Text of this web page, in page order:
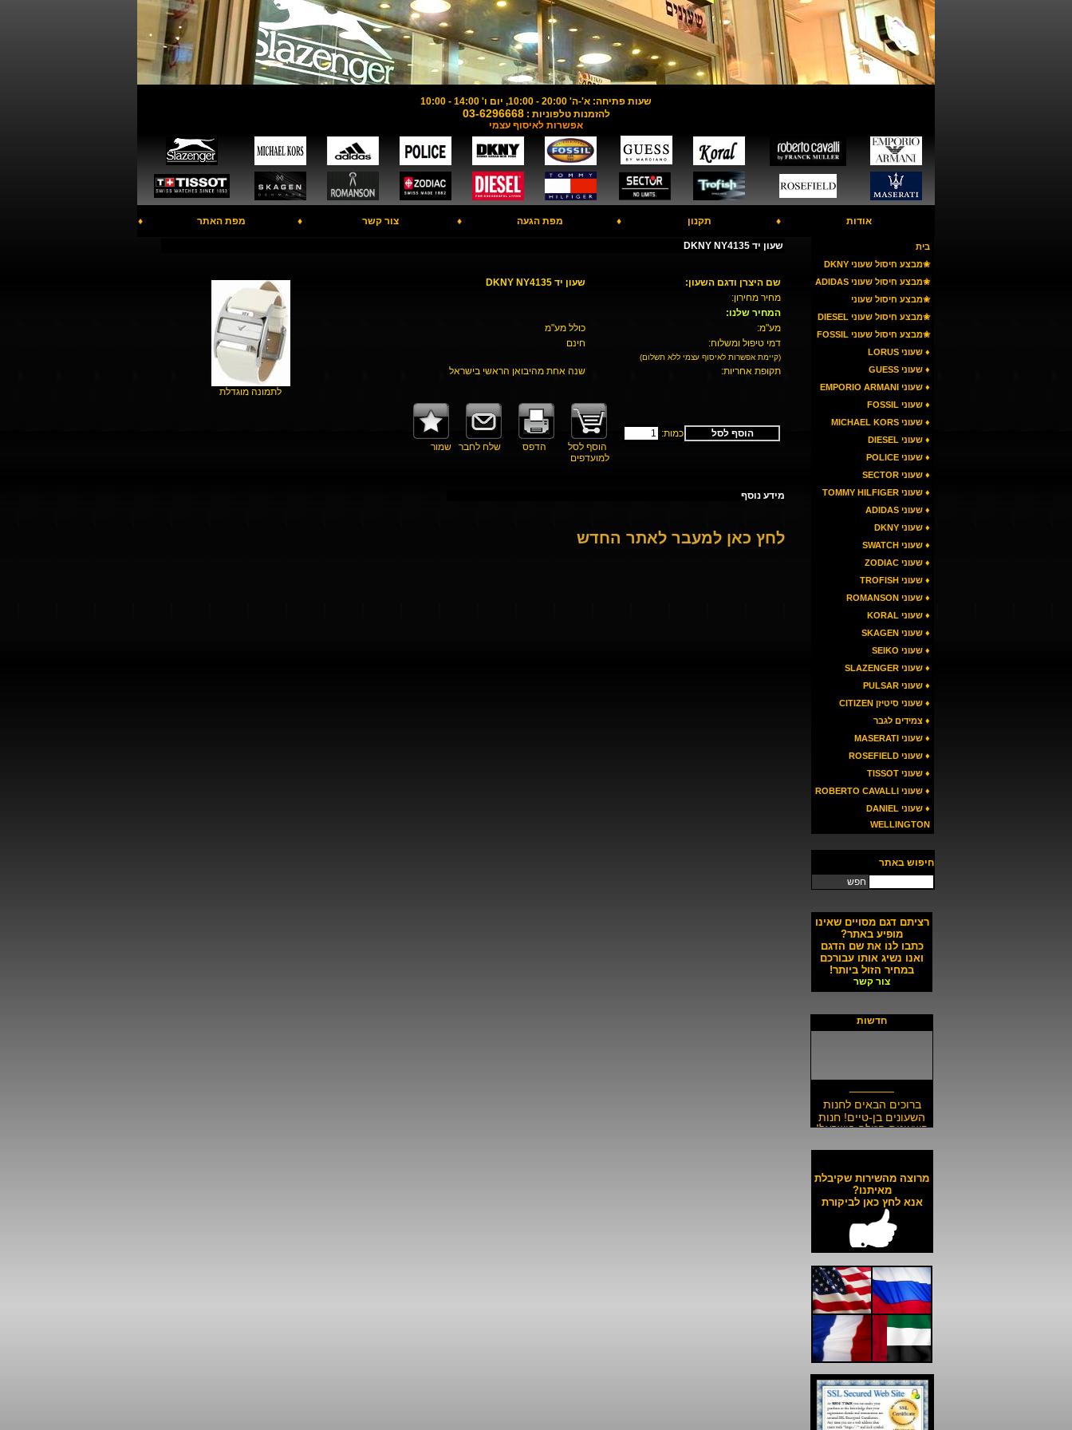
שעות פתיחה: א'-ה' 20:00 - 10:00, יום ו' 14:00 - 10:00
להזמנות טלפוניות :03-6296668
אפשרות לאיסוף עצמי
אודות ♦ תקנון ♦ מפת הגעה ♦ צור קשר ♦ מפת האתר ♦
בית
✬מבצע חיסול שעוני DKNY
✬מבצע חיסול שעוני ADIDAS
✬מבצע חיסול שעוני
ARMANI
✬מבצע חיסול שעוני DIESEL
✬מבצע חיסול שעוני FOSSIL
♦ שעוני LORUS
♦ שעוני GUESS
♦ שעוני EMPORIO ARMANI
♦ שעוני FOSSIL
♦ שעוני MICHAEL KORS
♦ שעוני DIESEL
♦ שעוני POLICE
♦ שעוני SECTOR
♦ שעוני TOMMY HILFIGER
♦ שעוני ADIDAS
♦ שעוני DKNY
♦ שעוני SWATCH
♦ שעוני ZODIAC
♦ שעוני TROFISH
♦ שעוני ROMANSON
♦ שעוני KORAL
♦ שעוני SKAGEN
♦ שעוני SEIKO
♦ שעוני SLAZENGER
♦ שעוני PULSAR
♦ שעוני סיטיזן CITIZEN
♦ צמידים לגבר
♦ שעוני MASERATI
♦ שעוני ROSEFIELD
♦ שעוני TISSOT
♦ שעוני ROBERTO CAVALLI
♦ שעוני DANIEL
WELLINGTON
חיפוש באתר
חפש
רציתם דגם מסויים שאינו
מופיע באתר?
כתבו לנו את שם הדגם
ואנו נשיג אותו עבורכם
במחיר הזול ביותר!
צור קשר
חדשות
_______
ברוכים הבאים לחנות
השעונים בן-טיים! חנות
השעונים הזולה בישראל!
__________________
כל השעונים באתר עד 6
תשלומים ללא ריבית!
__________________
האתר מאובטח בהצפנת
SSL מתקדמת
מרוצה מהשירות שקיבלת
מאיתנו?
אנא לחץ כאן לביקורת
שעון יד DKNY NY4135
שם היצרן ודגם השעון:
שעון יד DKNY NY4135
מחיר מחירון:
המחיר שלנו:
מע"מ:
כולל מע"מ
דמי טיפול ומשלוח:
חינם
(קיימת אפשרות לאיסוף עצמי ללא תשלום)
תקופת אחריות: שנה אחת מהיבואן הראשי בישראל
הוסף לסל
כמות:
הוסף לסל
הדפס שלח לחבר שמור
למועדפים
לתמונה מוגדלת
מידע נוסף
לחץ כאן למעבר לאתר החדש